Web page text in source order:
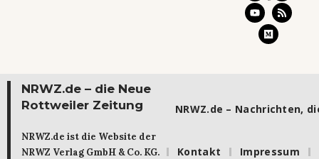
NRWZ.de – die Neue
Rottweiler Zeitung
NRWZ.de ist die Website der
NRWZ Verlag GmbH & Co. KG.
NRWZ.de – Nachrichten,
Kontakt Impressum